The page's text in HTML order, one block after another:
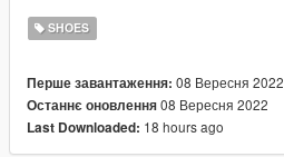
SHOES
Перше завантаження: 08 Вересня 2022
Останнє оновлення08 Вересня 2022
Last Downloaded: 18 hours ago